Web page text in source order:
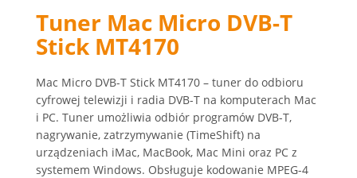
Tuner Mac Micro DVB-T
Stick MT4170
Mac Micro DVB-T Stick MT4170 – tuner do odbioru
cyfrowej telewizji i radia DVB-T na komputerach Mac
i PC. Tuner umożliwia odbiór programów DVB-T,
nagrywanie, zatrzymywanie (TimeShift) na
urządzeniach iMac, MacBook, Mac Mini oraz PC z
systemem Windows. Obsługuje kodowanie MPEG-4